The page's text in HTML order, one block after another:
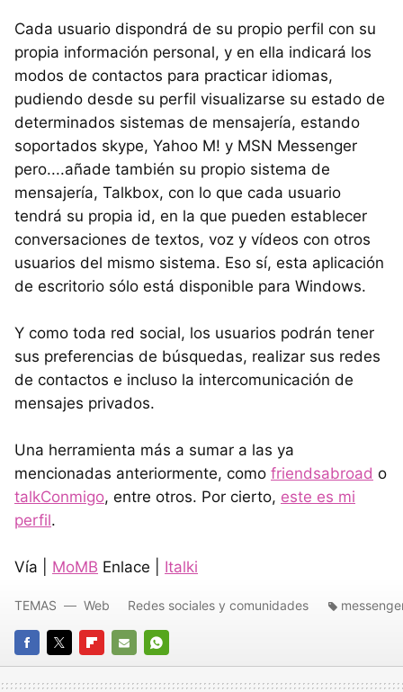
Cada usuario dispondrá de su propio perfil con su
propia información personal, y en ella indicará los
modos de contactos para practicar idiomas,
pudiendo desde su perfil visualizarse su estado de
determinados sistemas de mensajería, estando
soportados skype, Yahoo M! y MSN Messenger
pero....añade también su propio sistema de
mensajería, Talkbox, con lo que cada usuario
tendrá su propia id, en la que pueden establecer
conversaciones de textos, voz y vídeos con otros
usuarios del mismo sistema. Eso sí, esta aplicación
de escritorio sólo está disponible para Windows.
Y como toda red social, los usuarios podrán tener
sus preferencias de búsquedas, realizar sus redes
de contactos e incluso la intercomunicación de
mensajes privados.
Una herramienta más a sumar a las ya
mencionadas anteriormente, como friendsabroad o
talkConmigo, entre otros. Por cierto, este es mi
perfil.
Vía | MoMB Enlace | Italki
FACEBOOK
TWITTERFLIPBOARD
E-
WHATSAPP
TEMAS Web Redes sociales y comunidades